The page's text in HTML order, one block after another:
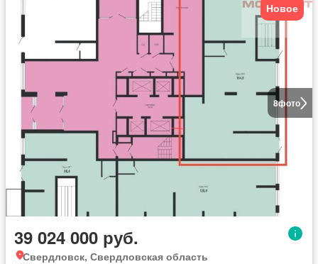
8фото
Новое
39 024 000 руб.
Свердловск, Свердловская область